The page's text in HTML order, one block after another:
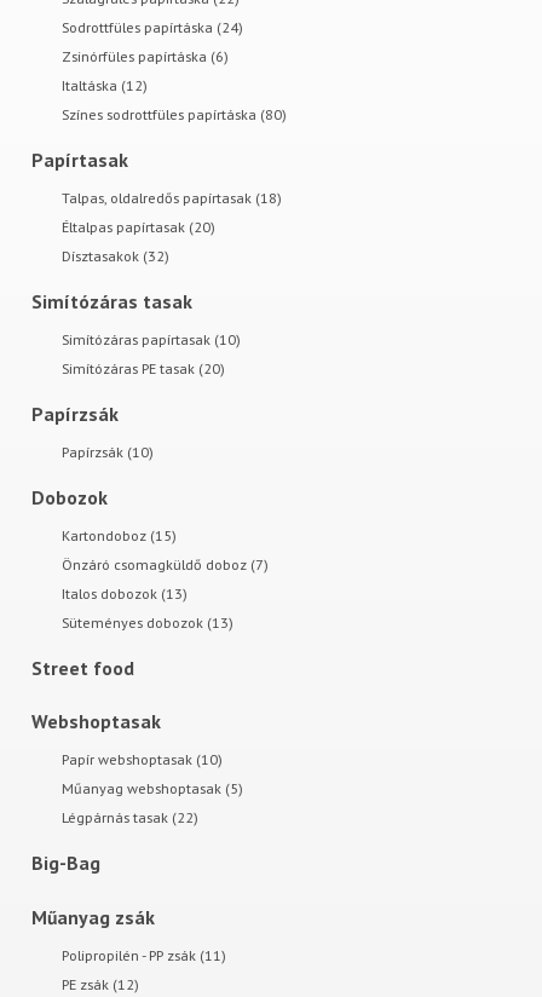
Sodrottfüles papírtáska (24)
Zsinórfüles papírtáska (6)
Italtáska (12)
Színes sodrottfüles papírtáska (80)
Papírtasak
Talpas, oldalredős papírtasak (18)
Éltalpas papírtasak (20)
Dísztasakok (32)
Simítózáras tasak
Simítózáras papírtasak (10)
Simítózáras PE tasak (20)
Papírzsák
Papírzsák (10)
Dobozok
Kartondoboz (15)
Önzáró csomagküldő doboz (7)
Italos dobozok (13)
Süteményes dobozok (13)
Street food
Webshoptasak
Papír webshoptasak (10)
Műanyag webshoptasak (5)
Légpárnás tasak (22)
Big-Bag
Műanyag zsák
Polipropilén - PP zsák (11)
PE zsák (12)